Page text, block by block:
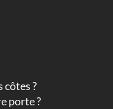
côtes ?
porte ?